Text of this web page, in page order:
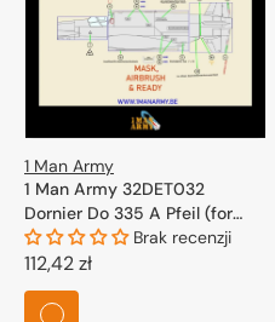
1 Man Army
1 Man Army 32DET032
Dornier Do 335 A Pfeil (for
HK-Model, Zoukei Mura) 1/32
Brak recenzji
Cena
regularna
112,42 zł